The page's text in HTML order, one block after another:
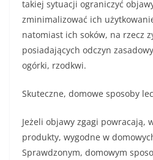
takiej sytuacji ograniczyć
zminimalizować ich
natomiast ich soków, na rzecz
posiadających odczyn
ogórki, rzodkwi.
Skuteczne, domowe sposoby
Jeżeli objawy zgagi powracają,
produkty, wygodne w
Sprawdzonym, domowym